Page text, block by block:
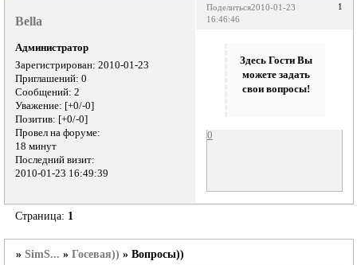
Поделиться 1
2010-01-23
16:46:46
Bella
Администратор
Зарегистрирован: 2010-01-23
Приглашений: 0
Сообщений: 2
Уважение: [+0/-0]
Позитив: [+0/-0]
Провел на форуме:
18 минут
Последний визит:
2010-01-23 16:49:39
Здесь Гости Вы
можете задать
свои вопросы!
0
Страница: 1
» SimS... » Госевая)) » Вопросы))